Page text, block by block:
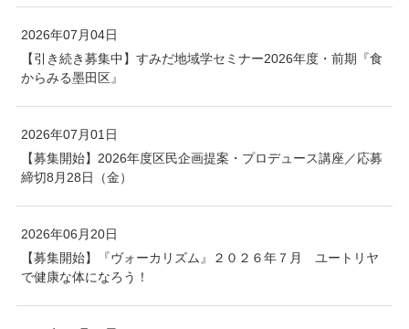
2026年07月04日
【引き続き募集中】すみだ地域学セミナー2026年度・前期『食
からみる墨田区』
2026年07月01日
【募集開始】2026年度区民企画提案・プロデュース講座／応募
締切8月28日（金）
2026年06月20日
【募集開始】『ヴォーカリズム』２０２６年７月 ユートリヤ
で健康な体になろう！